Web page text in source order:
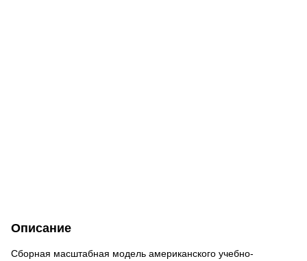
Описание
Сборная масштабная модель американского учебно-